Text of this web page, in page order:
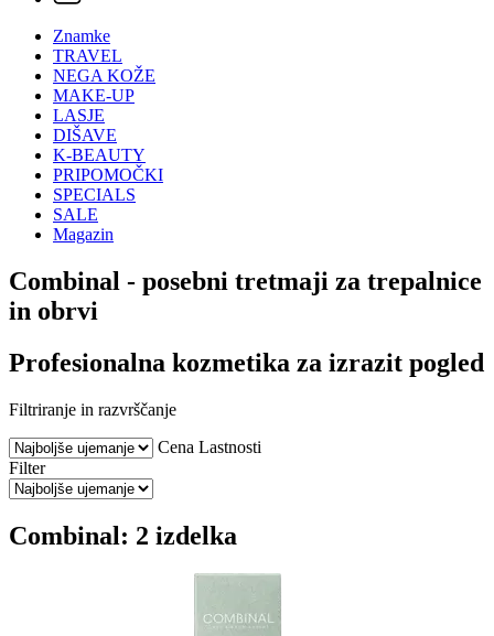
Znamke
TRAVEL
NEGA KOŽE
MAKE-UP
LASJE
DIŠAVE
K-BEAUTY
PRIPOMOČKI
SPECIALS
SALE
Magazin
Combinal - posebni tretmaji za trepalnice
in obrvi
Profesionalna kozmetika za izrazit pogled
Filtriranje in razvrščanje
Cena Lastnosti
Filter
Combinal: 2 izdelka